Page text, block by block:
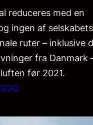
reduceres med en
ingen af selskabets
ruter – inklusive
fra Danmark
før 2021.